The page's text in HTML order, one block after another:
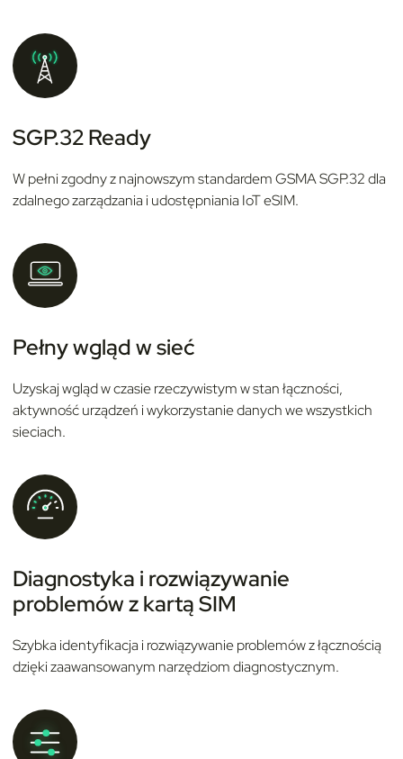
SGP.32 Ready
W pełni zgodny z najnowszym standardem GSMA SGP.32 dla
zdalnego zarządzania i udostępniania IoT eSIM.
Pełny wgląd w sieć
Uzyskaj wgląd w czasie rzeczywistym w stan łączności,
aktywność urządzeń i wykorzystanie danych we wszystkich
sieciach.
Diagnostyka i rozwiązywanie
problemów z kartą SIM
Szybka identyfikacja i rozwiązywanie problemów z łącznością
dzięki zaawansowanym narzędziom diagnostycznym.